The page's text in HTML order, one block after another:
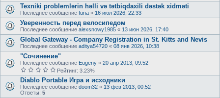
Texniki problemlərin həlli və tətbiqdaxili dəstək xidməti
Последнее сообщение funa « 16 июл 2026, 22:33
Уверенность перед велосипедом
Последнее сообщение alexsnowy1985 « 13 июн 2026, 17:40
Global Gateway - Company Registration in St. Kitts and Nevis
Последнее сообщение aditya54720 « 08 янв 2026, 10:38
"Сочинение"
Последнее сообщение Eugeny « 20 апр 2013, 09:52
Рейтинг: 3.23%
Diablo Portable Игра и исходники
Последнее сообщение doom32 « 13 фев 2013, 00:52
Ответы: 5